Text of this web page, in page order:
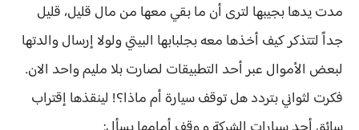
مدت يدها بجيبها لترى أن ما بقي معها من مال قليل، قليل
جداً لتتذكر كيف أخذها معه بجلبابها البيتي ولولا إرسال والدتها
لبعض الأموال عبر أحد التطبيقات لصارت بلا مليم واحد الان.
فكرت لثواني بتردد هل توقف سيارة أم ماذا؟! لينقذها إقتراب